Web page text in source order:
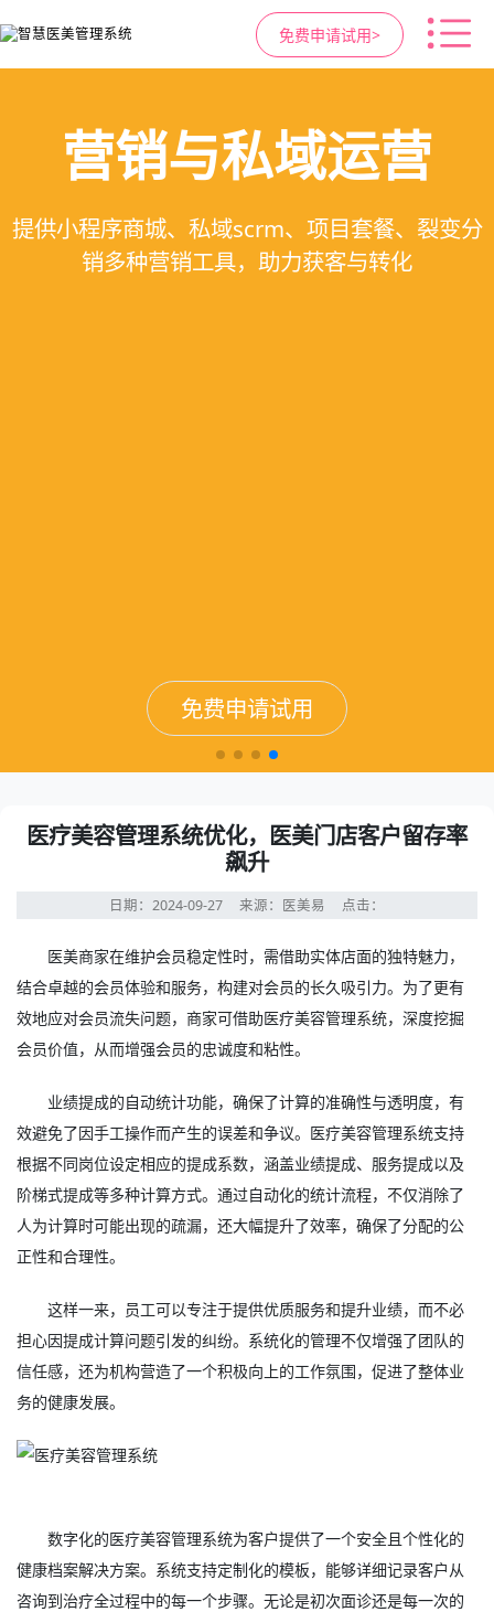
免费申请试用>
医疗资源调度管理
支持电子病历、医生排班、手术室管理、智能预
约分配，科学安排医疗资源
免费申请试用
高净值客户价值挖掘
支持客户分级管理、消费轨迹追踪、个性化方案
定制、实现客户长期价值挖掘
免费申请试用
营销与私域运营
提供小程序商城、私域scrm、项目套餐、裂变分
销多种营销工具，助力获客与转化
免费申请试用
智慧医美管理系统
一站式解决医美机构预约、咨询、手术安排、会
员管理、财务核算全流程管理
免费申请试用
医疗美容管理系统优化，医美门店客户留存率
飙升
日期：2024-09-27 来源：医美易 点击：
医美商家在维护会员稳定性时，需借助实体店面的独特魅力，
结合卓越的会员体验和服务，构建对会员的长久吸引力。为了更有
效地应对会员流失问题，商家可借助医疗美容管理系统，深度挖掘
会员价值，从而增强会员的忠诚度和粘性。
业绩提成的自动统计功能，确保了计算的准确性与透明度，有
效避免了因手工操作而产生的误差和争议。医疗美容管理系统支持
根据不同岗位设定相应的提成系数，涵盖业绩提成、服务提成以及
阶梯式提成等多种计算方式。通过自动化的统计流程，不仅消除了
人为计算时可能出现的疏漏，还大幅提升了效率，确保了分配的公
正性和合理性。
这样一来，员工可以专注于提供优质服务和提升业绩，而不必
担心因提成计算问题引发的纠纷。系统化的管理不仅增强了团队的
信任感，还为机构营造了一个积极向上的工作氛围，促进了整体业
务的健康发展。
数字化的医疗美容管理系统为客户提供了一个安全且个性化的
健康档案解决方案。系统支持定制化的模板，能够详细记录客户从
咨询到治疗全过程中的每一个步骤。无论是初次面诊还是每一次的